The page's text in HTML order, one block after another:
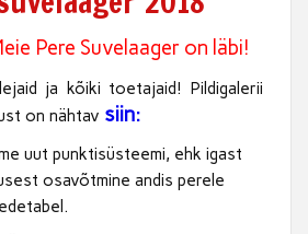
Pere Suvelaager on läbi!
ja kõiki toetajaid! Pildigalerii
on nähtav siin:
uut punktisüsteemi, ehk igast
osavõtmine andis perele